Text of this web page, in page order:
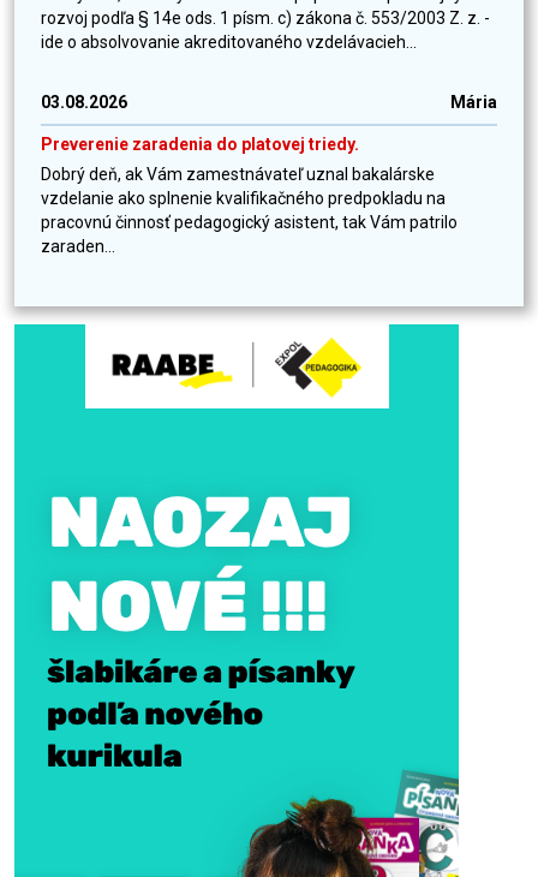
rozvoj podľa § 14e ods. 1 písm. c) zákona č. 553/2003 Z. z. -
ide o absolvovanie akreditovaného vzdelávacieh...
03.08.2026 Mária
Preverenie zaradenia do platovej triedy.
Dobrý deň, ak Vám zamestnávateľ uznal bakalárske
vzdelanie ako splnenie kvalifikačného predpokladu na
pracovnú činnosť pedagogický asistent, tak Vám patrilo
zaraden...